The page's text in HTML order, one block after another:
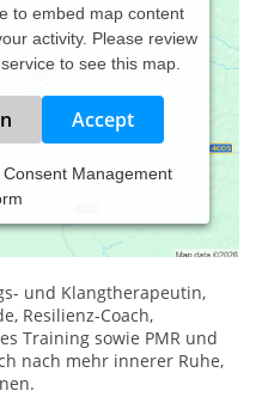
to embed map content
activity. Please review
to see this map.
Accept
Management
und Klangtherapeutin,
Resilienz-Coach,
Training sowie PMR und
nach mehr innerer Ruhe,